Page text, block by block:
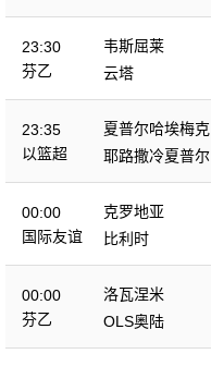
23:30
芬乙
韦斯屈莱
云塔
23:35
以篮超
夏普尔哈埃梅克
耶路撒冷夏普尔
00:00
国际友谊
克罗地亚
比利时
00:00
芬乙
洛瓦涅米
OLS奥陆